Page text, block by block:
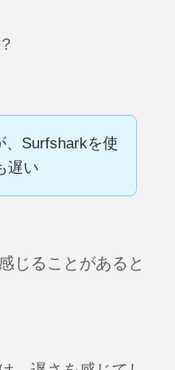
、Surfsharkを使
遅い
じることがあると